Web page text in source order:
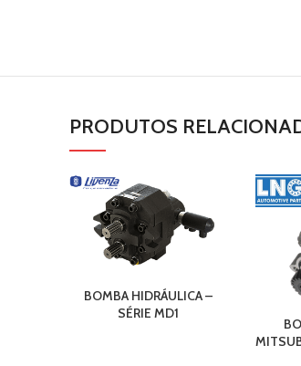
PRODUTOS
BOMBA HIDRÁULICA –
SÉRIE MD1